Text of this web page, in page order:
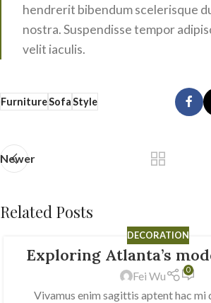
hendrerit bibendum scelerisque
nostra. Suspendisse tempor
velit iaculis.
FurnitureSofaStyle
Newer
Related Posts
23
DECORATION
Exploring Atlanta’s
Fei Wu 0
Vivamus enim sagittis aptent hac mi